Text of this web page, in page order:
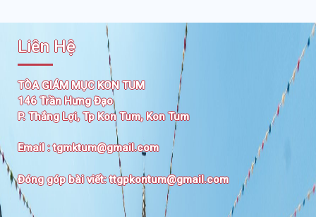
Liên Hệ
TÒA GIÁM MỤC KON TUM
146 Trần Hưng Đạo
P. Thắng Lợi, Tp Kon Tum, Kon Tum
Email :tgmktum@gmail.com
Đóng góp bài viết:ttgpkontum@gmail.com